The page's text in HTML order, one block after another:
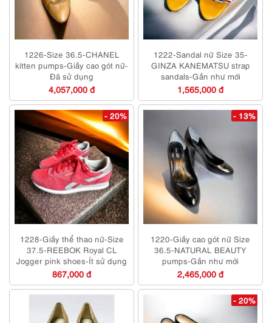
1226-Size 36.5-CHANEL
kitten pumps-Giầy cao gót nữ-
Đã sử dụng
4,057,000 đ
1222-Sandal nữ Size 35-
GINZA KANEMATSU strap
sandals-Gần như mới
1,565,000 đ
- 20%
1228-Giầy thể thao nữ-Size
37.5-REEBOK Royal CL
Jogger pink shoes-Ít sử dụng
867,000 đ
- 13%
1220-Giầy cao gót nữ Size
36.5-NATURAL BEAUTY
pumps-Gần như mới
2,465,000 đ
- 20%